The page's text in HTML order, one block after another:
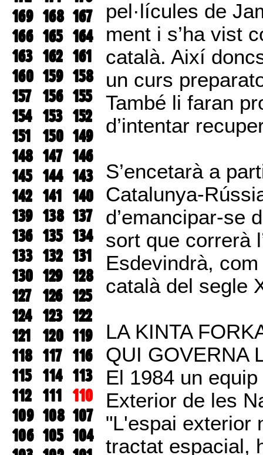
169 168 167
166 165 164
163 162 161
160 159 158
157 156 155
154 153 152
151
150 149
148 147 146
145 144 143
142 141 140
139 138 137
136 135 134
133 132 131
130 129 128
127 126 125
124 123 122
121
120 119
118 117 116
115 114 113
112 111 110
109 108 107
106 105 104
pel·lícules de
ment i s’ha vist
català. Així
un curs
També li faran
d’intentar
S’encetarà a
Catalunya-
d’emancipar-se
sort que correrà
Esdevindrà,
català del segle
LA KINTA
QUI GOVERNA
El 1984 un
Exterior de les
"L'espai exterior
tractat espacial,